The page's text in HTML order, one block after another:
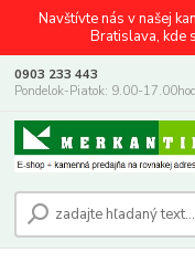
Navštívte nás v našej
Bratislava, kde
0903 233 443
Pondelok-Piatok: 9.00-